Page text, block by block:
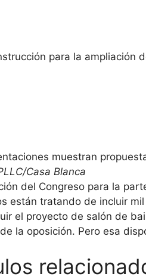
para la ampliación
muestran
Casa Blanca
del Congreso para la
están tratando de incluir
el proyecto de salón de
la oposición. Pero esa